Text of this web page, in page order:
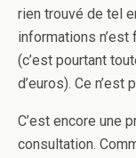
rien trouvé de tel
informations
(c’est pourtant
d’euros). Ce n’est
C’est encore une
consultation.